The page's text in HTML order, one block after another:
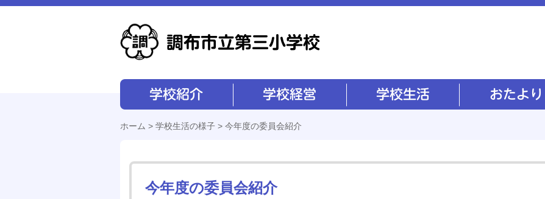
ホーム > 学校生活の様子 > 今年度の委員会紹介
今年度の委員会紹介